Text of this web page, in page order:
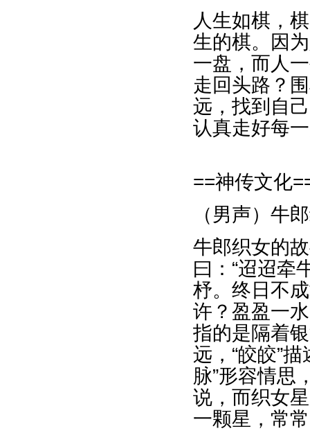
人生如棋，
生的棋。因
一盘，而人
走回头路？
远，找到自
认真走好每
==神传文化
（男声）牛
牛郎织女的
曰：“迢迢牵
杼。终日不
许？盈盈一
指的是隔着
远，“皎皎”
脉”形容情思
说，而织女
一颗星，常